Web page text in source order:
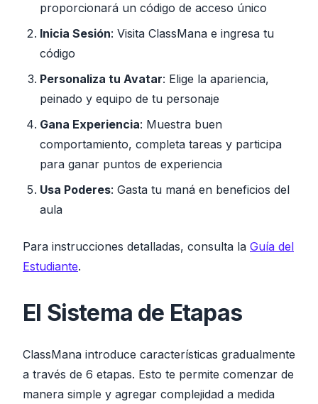
proporcionará un código de acceso único
Inicia Sesión: Visita ClassMana e ingresa tu
código
Personaliza tu Avatar: Elige la apariencia,
peinado y equipo de tu personaje
Gana Experiencia: Muestra buen
comportamiento, completa tareas y participa
para ganar puntos de experiencia
Usa Poderes: Gasta tu maná en beneficios del
aula
Para instrucciones detalladas, consulta la Guía del
Estudiante.
El Sistema de Etapas
ClassMana introduce características gradualmente
a través de 6 etapas. Esto te permite comenzar de
manera simple y agregar complejidad a medida